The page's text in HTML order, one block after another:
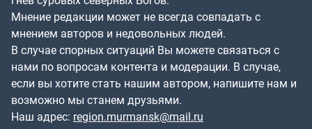
Мнение редакции может не всегда совпадать с
мнением авторов и недовольных людей.
В случае спорных ситуаций Вы можете связаться с
нами по вопросам контента и модерации. В случае,
если вы хотите стать нашим автором, напишите нам и
возможно мы станем друзьями.
Наш адрес: region.murmansk@mail.ru